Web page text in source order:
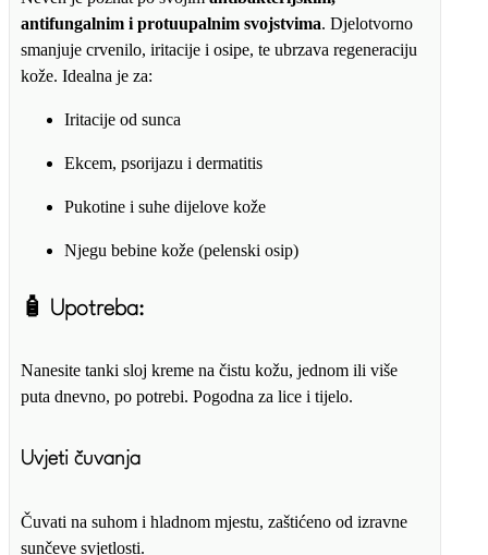
antifungalnim i protuupalnim svojstvima. Djelotvorno
smanjuje crvenilo, iritacije i osipe, te ubrzava regeneraciju
kože. Idealna je za:
Iritacije od sunca
Ekcem, psorijazu i dermatitis
Pukotine i suhe dijelove kože
Njegu bebine kože (pelenski osip)
🧴 Upotreba:
Nanesite tanki sloj kreme na čistu kožu, jednom ili više
puta dnevno, po potrebi. Pogodna za lice i tijelo.
Uvjeti čuvanja
Čuvati na suhom i hladnom mjestu, zaštićeno od izravne
sunčeve svjetlosti.